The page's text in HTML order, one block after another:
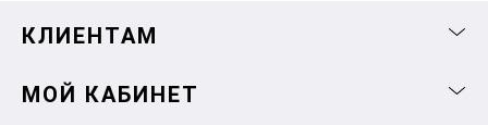
КЛИЕНТАМ
МОЙ КАБИНЕТ